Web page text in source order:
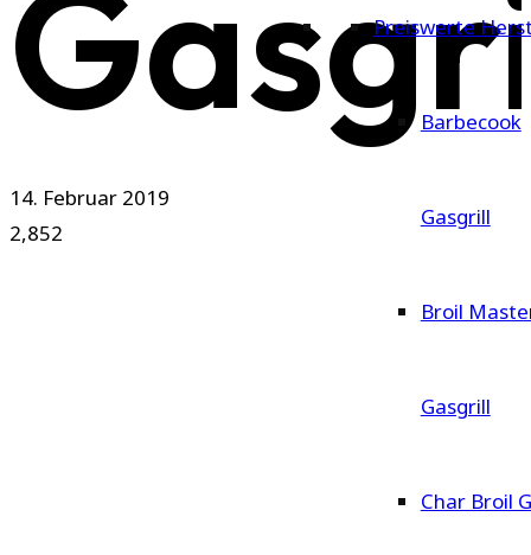
Preiswerte
Barbecook
Gasgrill
Broil
Gasgrill
Char Broil
14. Februar 2019
2,852